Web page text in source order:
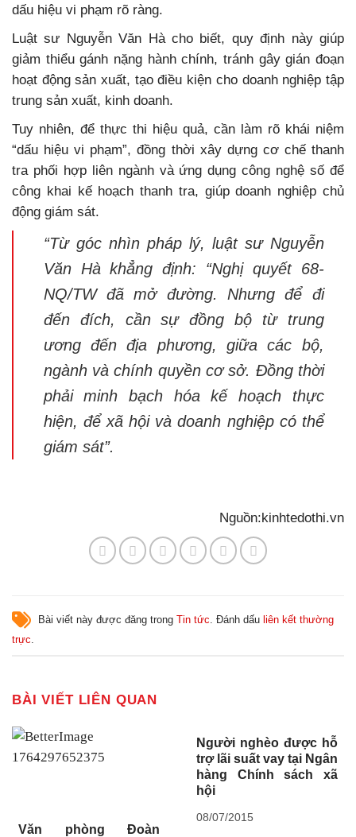
dấu hiệu vi phạm rõ ràng.
Luật sư Nguyễn Văn Hà cho biết, quy định này giúp
giảm thiểu gánh nặng hành chính, tránh gây gián đoạn
hoạt động sản xuất, tạo điều kiện cho doanh nghiệp tập
trung sản xuất, kinh doanh.
Tuy nhiên, để thực thi hiệu quả, cần làm rõ khái niệm
“dấu hiệu vi phạm”, đồng thời xây dựng cơ chế thanh
tra phối hợp liên ngành và ứng dụng công nghệ số để
công khai kế hoạch thanh tra, giúp doanh nghiệp chủ
động giám sát.
“Từ góc nhìn pháp lý, luật sư Nguyễn
Văn Hà khẳng định: “Nghị quyết 68-
NQ/TW đã mở đường. Nhưng để đi
đến đích, cần sự đồng bộ từ trung
ương đến địa phương, giữa các bộ,
ngành và chính quyền cơ sở. Đồng thời
phải minh bạch hóa kế hoạch thực
hiện, để xã hội và doanh nghiệp có thể
giám sát”.
Nguồn:kinhtedothi.vn
Bài viết này được đăng trong Tin tức. Đánh dấu liên kết thường
trực.
BÀI VIẾT LIÊN QUAN
Văn phòng Đoàn
Người nghèo được hỗ
trợ lãi suất vay tại Ngân
hàng Chính sách xã
hội
08/07/2015